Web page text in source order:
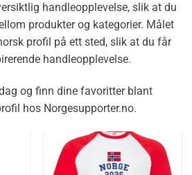
handleopplevelse, slik at du
produkter og kategorier. Målet
profil på ett sted, slik at du får
handleopplevelse.
og finn dine favoritter blant
hos Norgesupporter.no.